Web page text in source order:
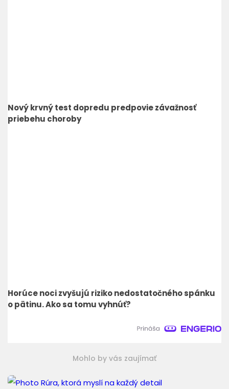
Nový krvný test dopredu predpovie závažnosť
priebehu choroby
Horúce noci zvyšujú riziko nedostatočného spánku
o pätinu. Ako sa tomu vyhnúť?
Mohlo by vás zaujímať